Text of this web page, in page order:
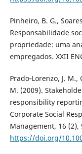
Pinheiro, B. G.,
Responsabilidade
propriedade: uma
empregados. XXII
Prado‐Lorenzo, J.
M. (2009).
responsibility
Corporate Social
Management, 16 (2),
https://doi.org/